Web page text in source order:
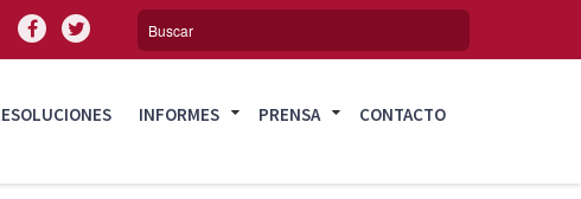
INFORMES PRENSA CONTACTO